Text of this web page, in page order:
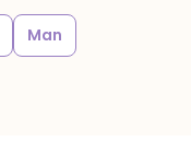
Man